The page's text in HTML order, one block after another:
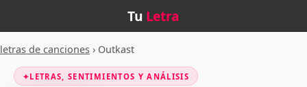
Tu Letra
letras de canciones › Outkast
✦LETRAS, SENTIMIENTOS Y ANÁLISIS